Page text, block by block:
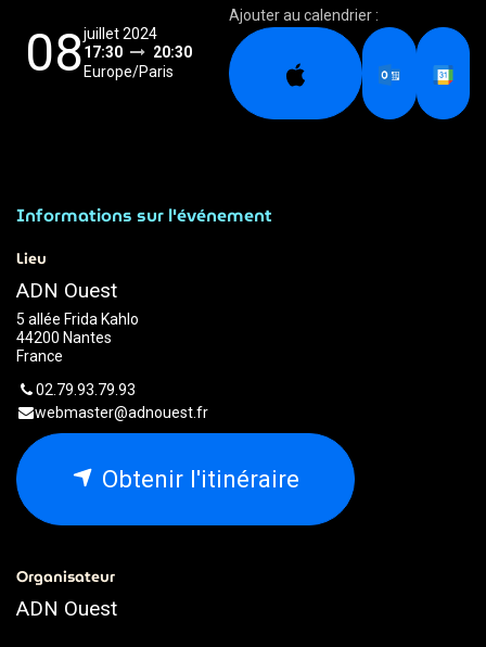
08juillet 2024
17:30
20:30
Europe/Paris
Ajouter au calendrier :
Informations sur l'événement
Lieu
ADN Ouest
5 allée Frida Kahlo
44200 Nantes
France
02.79.93.79.93
webmaster@adnouest.fr
Obtenir l'itinéraire
Organisateur
ADN Ouest